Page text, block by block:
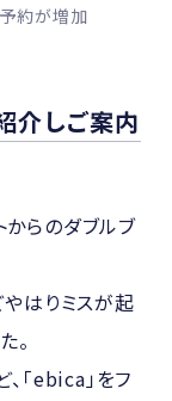
予約が増加
介しご案内
からのダブルブ
はりミスが起
。
「ebica」をフ